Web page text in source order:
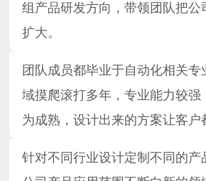
组产品研发方向，带领团队把公
扩大。
团队成员都毕业于自动化相关专
域摸爬滚打多年，专业能力较强
为成熟，设计出来的方案让客户
针对不同行业设计定制不同的产